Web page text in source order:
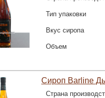
Тип упаковки
Вкус сиропа
Объем
Сироп Barline
Страна